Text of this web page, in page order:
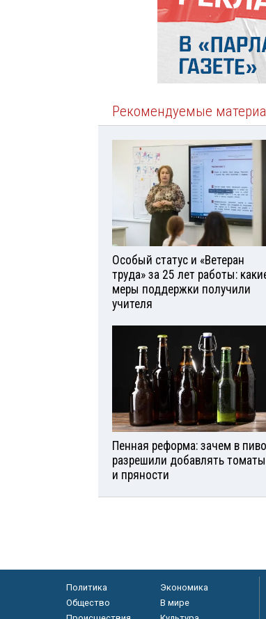
Рекомендуемые
Особый статус и «Ветеран
труда» за 25 лет работы:
меры поддержки получили
учителя
Пенная реформа: зачем в пиво
разрешили добавлять томаты
и пряности
Политика
Экономика
Общество
В мире